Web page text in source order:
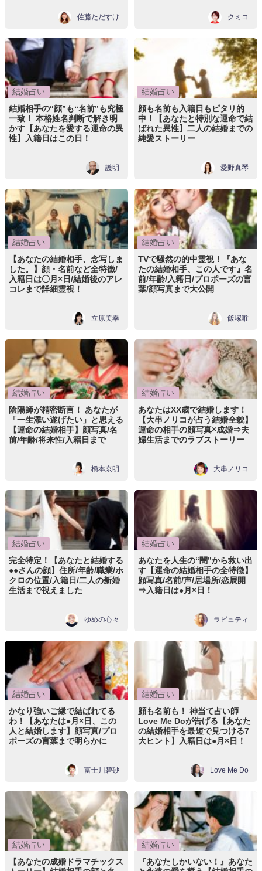
佐藤ただすけ クミコ
結婚占い
結婚相手の“顔”も“名前”も究極
一致！ 本格姓名判断で解き明
かす【あなたを愛する運命の異
性】入籍日はこの日！
護明
結婚占い
顔も名前も入籍日もピタリ的
中！【あなたと特別な運命で結
ばれた異性】二人の結婚までの
純愛ストーリー
愛野真琴
結婚占い
【あなたの結婚相手、念写しま
した。】顔・名前など全特徴/
入籍日は〇月×日/結婚後のアレ
コレまで詳細霊視！
立原美幸
結婚占い
TVで騒然の的中霊視！『あな
たの結婚相手、この人です』名
前/年齢/入籍日/プロポーズの言
葉/顔写真まで大公開
飯塚唯
結婚占い
陰陽師が精密断言！ あなたが
「一生添い遂げたい」と思える
【運命の結婚相手】顔写真/名
前/年齢/将来性/入籍日まで
橋本京明
結婚占い
あなたはXX歳で結婚します！
【大串ノリコが占う結婚全貌】
運命の相手の顔写真×成婚⇒夫
婦生活までのラブストーリー
大串ノリコ
結婚占い
完全特定！【あなたと結婚する
●●さんの顔】住所/年齢/職業/ホ
クロの位置/入籍日/二人の新婚
生活まで視えました
ゆめの心々
結婚占い
あなたを人生の“闇”から救い出
す【運命の結婚相手の全特徴】
顔写真/名前/声/居場所/恋展開
⇒入籍日は●月×日！
ラビュティ
結婚占い
かなり強いご縁で結ばれてる
わ！【あなたは●月×日、この
人と結婚します】顔写真/プロ
ポーズの言葉まで明らかに
富士川碧砂
結婚占い
顔も名前も！ 神当て占い師
Love Me Doが告げる【あなた
の結婚相手を最短で見つける7
大ヒント】入籍日は●月×日！
Love Me Do
結婚占い
【あなたの成婚ドラマチックス
結婚占い
『あなたしかいない！』あなた